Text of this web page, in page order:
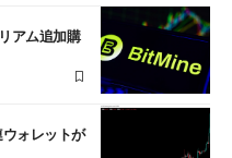
アム追加購
ォレットが